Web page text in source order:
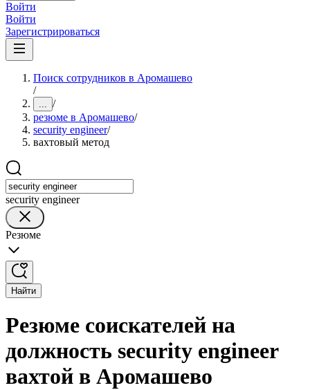
Войти
Войти
Зарегистрироваться
Поиск сотрудников в Аромашево
/
... /
резюме в Аромашево/
security engineer/
вахтовый метод
security engineer
Резюме
Найти
Резюме соискателей на
должность security engineer
вахтой в Аромашево